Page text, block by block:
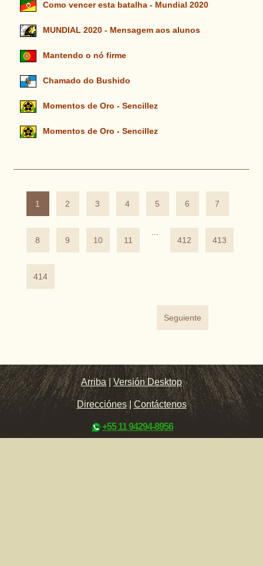
Como vencer esta batalha - Mundial 2020
MUNDIAL 2020 - Mensagem aos alunos
Mantendo o nó firme
Chamado do Bushido
Momentos de Oro - Sencillez
Momentos de Oro - Sencillez
1 2 3 4 5 6 7
8 9 10 11
412
413
414
Seguiente
Arriba |Versión Desktop
Direcciónes| Contáctenos
+55 11 94294-8956